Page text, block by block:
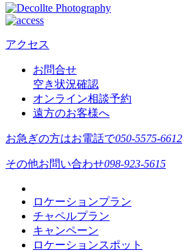
アクセス
お問合せ
空き状況確認
オンライン相談予約
遠方のお客様へ
お急ぎの方はお電話で050-5575-6612
その他お問い合わせ098-923-5615
ロケーションプラン
チャペルプラン
キャンペーン
ロケーションスポット